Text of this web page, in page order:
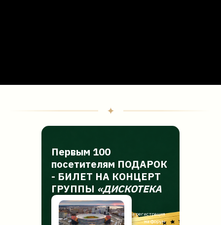
Первым 100
посетителям ПОДАРОК
- БИЛЕТ НА КОНЦЕРТ
ГРУППЫ «ДИСКОТЕКА
АВАРИЯ»
Для получения подарка обязательна регистрация
на форум